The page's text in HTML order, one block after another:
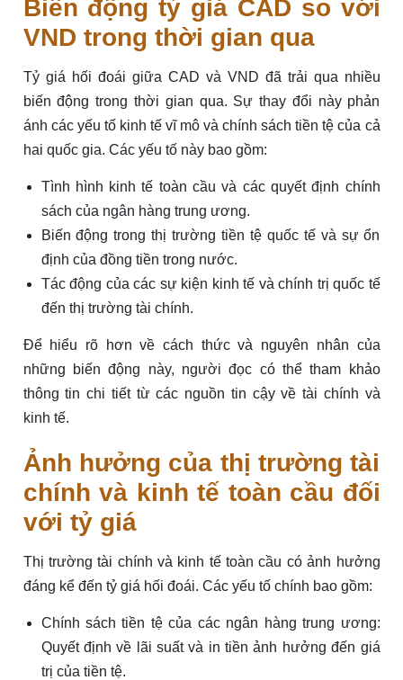
Biến động tỷ giá CAD so với
VND trong thời gian qua
Tỷ giá hối đoái giữa CAD và VND đã trải qua nhiều
biến động trong thời gian qua. Sự thay đổi này phản
ánh các yếu tố kinh tế vĩ mô và chính sách tiền tệ của cả
hai quốc gia. Các yếu tố này bao gồm:
Tình hình kinh tế toàn cầu và các quyết định chính
sách của ngân hàng trung ương.
Biến động trong thị trường tiền tệ quốc tế và sự ổn
định của đồng tiền trong nước.
Tác động của các sự kiện kinh tế và chính trị quốc tế
đến thị trường tài chính.
Để hiểu rõ hơn về cách thức và nguyên nhân của
những biến động này, người đọc có thể tham khảo
thông tin chi tiết từ các nguồn tin cậy về tài chính và
kinh tế.
Ảnh hưởng của thị trường tài
chính và kinh tế toàn cầu đối
với tỷ giá
Thị trường tài chính và kinh tế toàn cầu có ảnh hưởng
đáng kể đến tỷ giá hối đoái. Các yếu tố chính bao gồm:
Chính sách tiền tệ của các ngân hàng trung ương:
Quyết định về lãi suất và in tiền ảnh hưởng đến giá
trị của tiền tệ.